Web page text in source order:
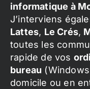
informatique à
J’interviens
Lattes, Le Crés,
toutes les
rapide de vos
bureau
domicile ou en